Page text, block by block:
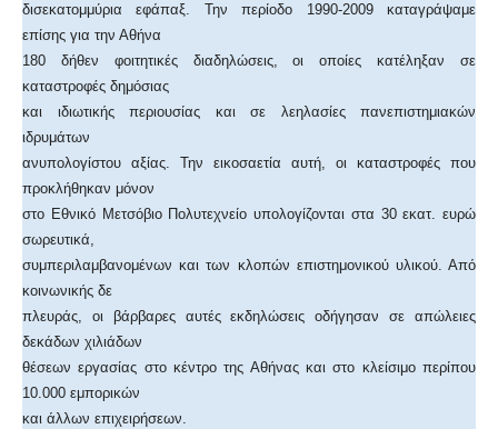
δισεκατομμύρια εφάπαξ. Την περίοδο 1990-2009 καταγράψαμε
επίσης για την Αθήνα
180 δήθεν φοιτητικές διαδηλώσεις, οι οποίες κατέληξαν σε
καταστροφές δημόσιας
και ιδιωτικής περιουσίας και σε λεηλασίες πανεπιστημιακών
ιδρυμάτων
ανυπολογίστου αξίας. Την εικοσαετία αυτή, οι καταστροφές που
προκλήθηκαν μόνον
στο Εθνικό Μετσόβιο Πολυτεχνείο υπολογίζονται στα 30 εκατ. ευρώ
σωρευτικά,
συμπεριλαμβανομένων και των κλοπών επιστημονικού υλικού. Από
κοινωνικής δε
πλευράς, οι βάρβαρες αυτές εκδηλώσεις οδήγησαν σε απώλειες
δεκάδων χιλιάδων
θέσεων εργασίας στο κέντρο της Αθήνας και στο κλείσιμο περίπου
10.000 εμπορικών
και άλλων επιχειρήσεων.